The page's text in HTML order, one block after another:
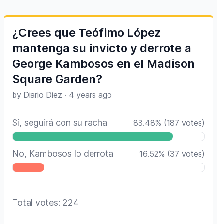
¿Crees que Teófimo López
mantenga su invicto y derrote a
George Kambosos en el Madison
Square Garden?
by Diario Diez · 4 years ago
Sí, seguirá con su racha 83.48% (187 votes)
No, Kambosos lo derrota 16.52% (37 votes)
Total votes: 224